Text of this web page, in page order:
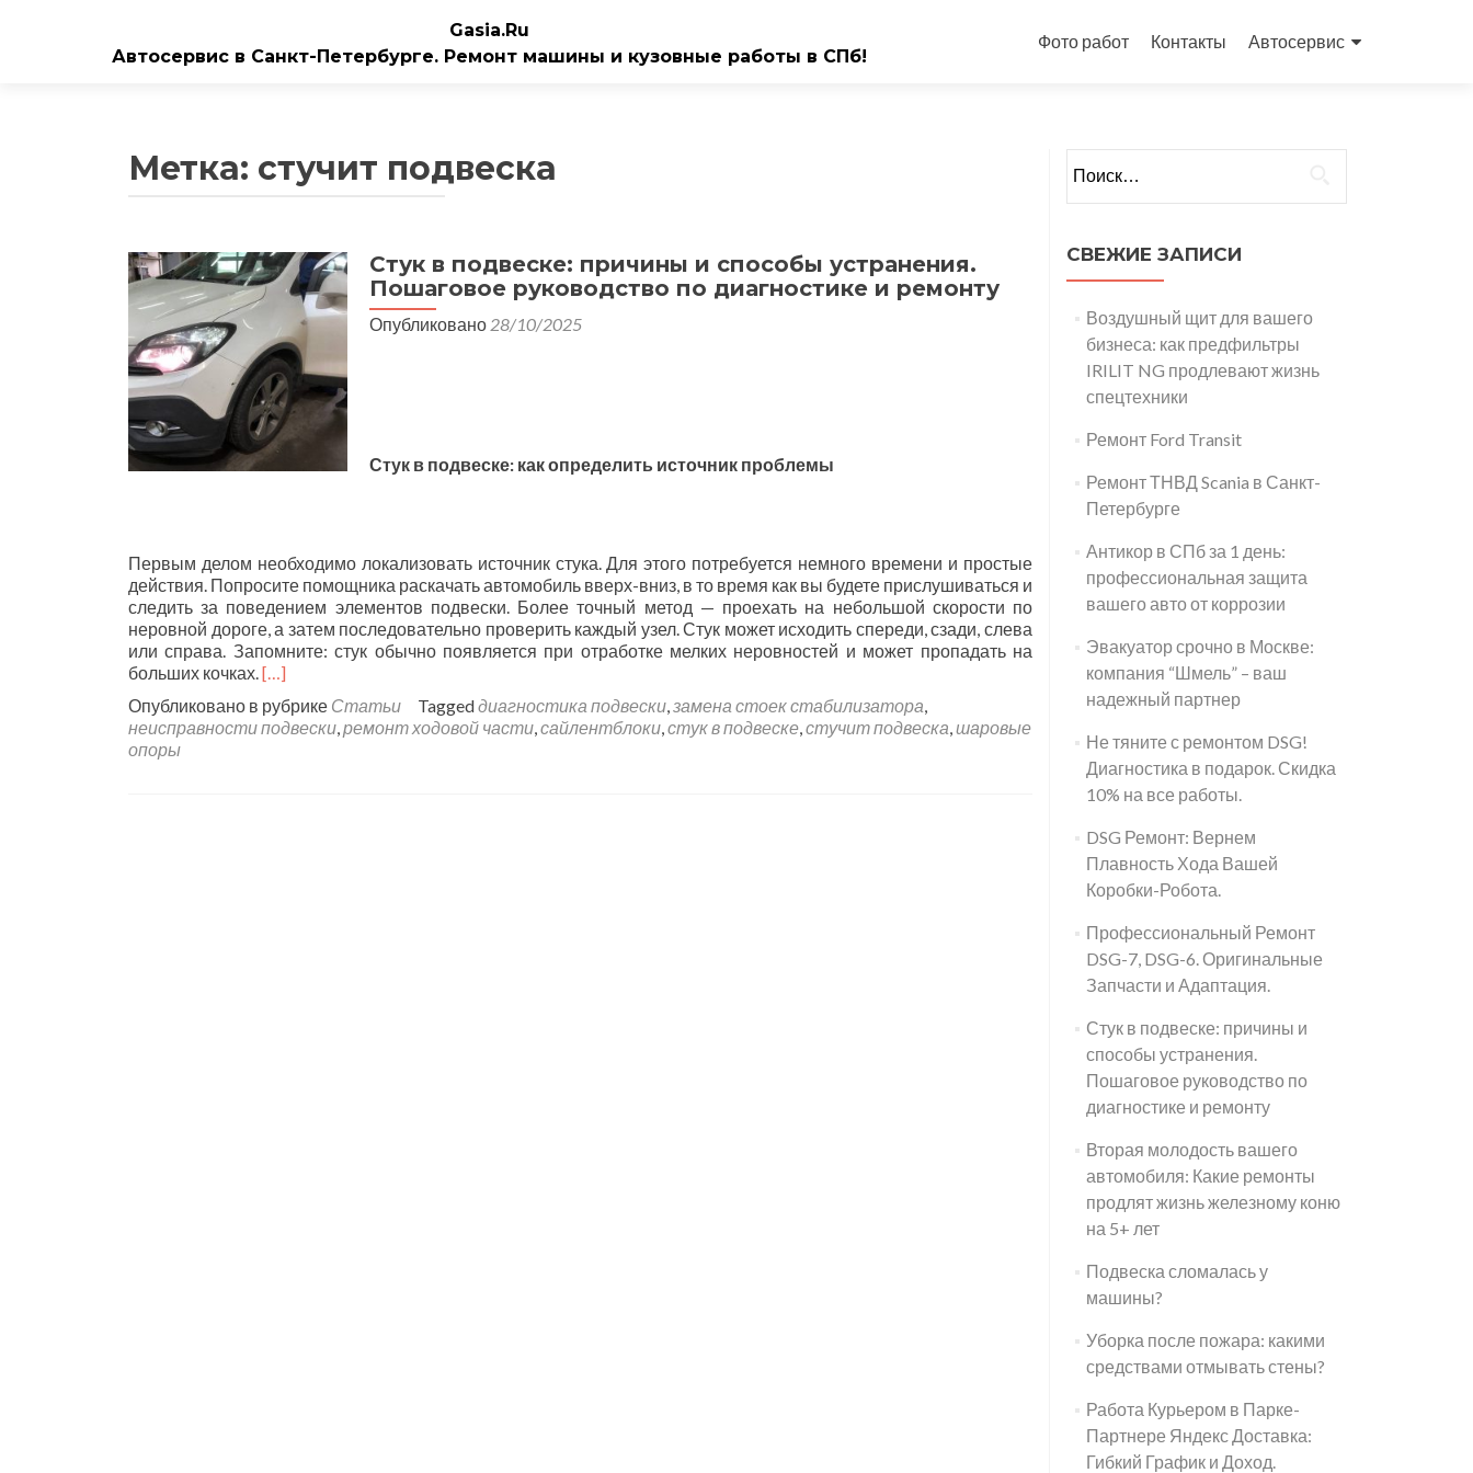
Gasia.Ru
Автосервис в Санкт-Петербурге. Ремонт машины и кузовные работы в СПб!
к
Фото работ Контакты Автосервис
Метка: стучит подвеска
Стук в подвеске: причины и способы устранения.
Пошаговое руководство по диагностике и ремонту
Опубликовано 28/10/2025
Стук в подвеске: как определить источник проблемы
Первым делом необходимо локализовать источник стука. Для этого потребуется немного времени и простые
действия. Попросите помощника раскачать автомобиль вверх-вниз, в то время как вы будете прислушиваться и
следить за поведением элементов подвески. Более точный метод — проехать на небольшой скорости по
неровной дороге, а затем последовательно проверить каждый узел. Стук может исходить спереди, сзади, слева
или справа. Запомните: стук обычно появляется при отработке мелких неровностей и может пропадать на
больших кочках.[…]
Опубликовано в рубрике Статьи Taggedдиагностика подвески,замена стоек стабилизатора,
неисправности подвески,ремонт ходовой части,сайлентблоки,стук в подвеске,стучит подвеска,шаровые
опоры
СВЕЖИЕ ЗАПИСИ
Воздушный щит для вашего
бизнеса: как предфильтры
IRILIT NG продлевают жизнь
спецтехники
Ремонт Ford Transit
Ремонт ТНВД Scania в Санкт-
Петербурге
Антикор в СПб за 1 день:
профессиональная защита
вашего авто от коррозии
Эвакуатор срочно в Москве:
компания “Шмель” – ваш
надежный партнер
Не тяните с ремонтом DSG!
Диагностика в подарок. Скидка
10% на все работы.
DSG Ремонт: Вернем
Плавность Хода Вашей
Коробки-Робота.
Профессиональный Ремонт
DSG-7, DSG-6. Оригинальные
Запчасти и Адаптация.
Стук в подвеске: причины и
способы устранения.
Пошаговое руководство по
диагностике и ремонту
Вторая молодость вашего
автомобиля: Какие ремонты
продлят жизнь железному коню
на 5+ лет
Подвеска сломалась у
машины?
Уборка после пожара: какими
средствами отмывать стены?
Работа Курьером в Парке-
Партнере Яндекс Доставка:
Гибкий График и Доход.